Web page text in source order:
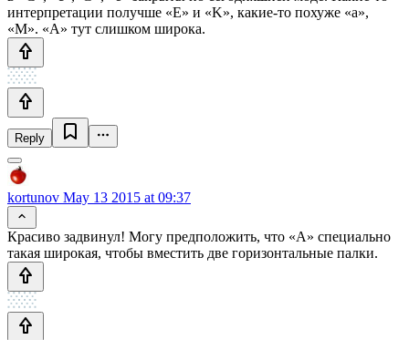
интерпретации получше «E» и «K», какие-то похуже «а»,
«М». «A» тут слишком широка.
Reply
kortunov May 13 2015 at 09:37
Красиво задвинул! Могу предположить, что «А» специально
такая широкая, чтобы вместить две горизонтальные палки.